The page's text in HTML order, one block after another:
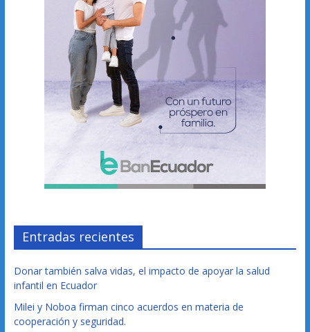
Entradas recientes
Donar también salva vidas, el impacto de apoyar la salud
infantil en Ecuador
Milei y Noboa firman cinco acuerdos en materia de
cooperación y seguridad.